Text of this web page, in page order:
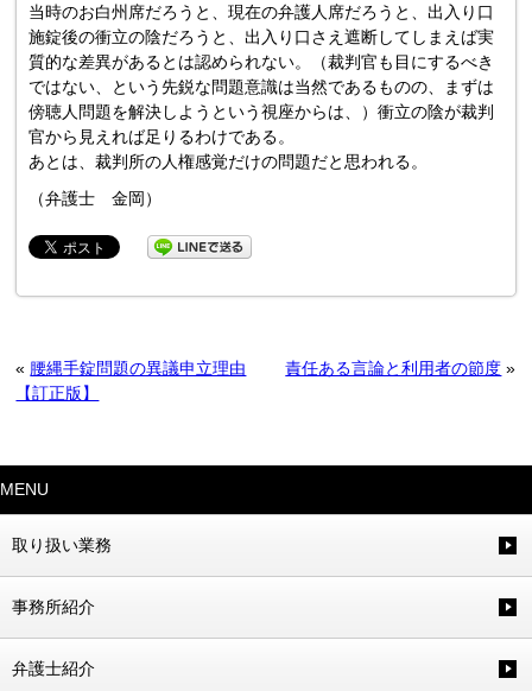
当時のお白州席だろうと、現在の弁護人席だろうと、出入り口
施錠後の衝立の陰だろうと、出入り口さえ遮断してしまえば実
質的な差異があるとは認められない。（裁判官も目にするべき
ではない、という先鋭な問題意識は当然であるものの、まずは
傍聴人問題を解決しようという視座からは、）衝立の陰が裁判
官から見えれば足りるわけである。
あとは、裁判所の人権感覚だけの問題だと思われる。
（弁護士 金岡）
« 腰縄手錠問題の異議申立理由
【訂正版】
責任ある言論と利用者の節度 »
MENU
取り扱い業務
事務所紹介
弁護士紹介